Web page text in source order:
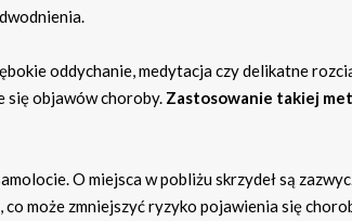
oddychanie, medytacja czy delikatne
się objawów choroby. Zastosowanie takiej
O miejsca w pobliżu skrzydeł są
, co może zmniejszyć ryzyko pojawienia się